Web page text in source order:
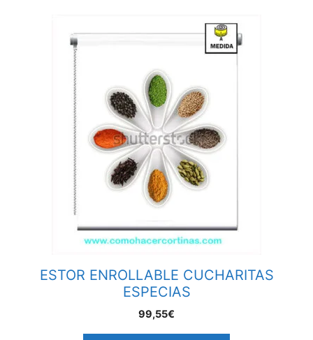
ESTOR ENROLLABLE CUCHARITAS
ESPECIAS
99,55€